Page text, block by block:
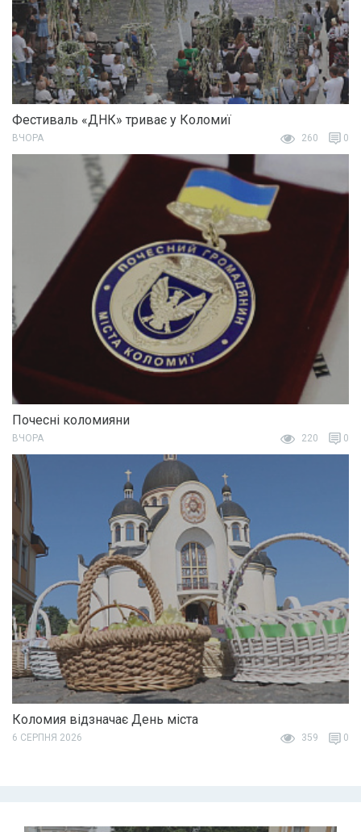
Фестиваль «ДНК» триває у Коломиї
ВЧОРА 260 0
Почесні коломияни
ВЧОРА 220 0
Коломия відзначає День міста
6 СЕРПНЯ 2026 359 0